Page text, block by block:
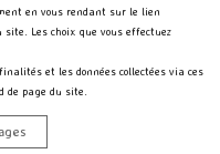
RGAA: Partiellement
légales
en vous rendant sur le lien
Les choix que vous effectuez
et les données collectées via ces
de page du site.